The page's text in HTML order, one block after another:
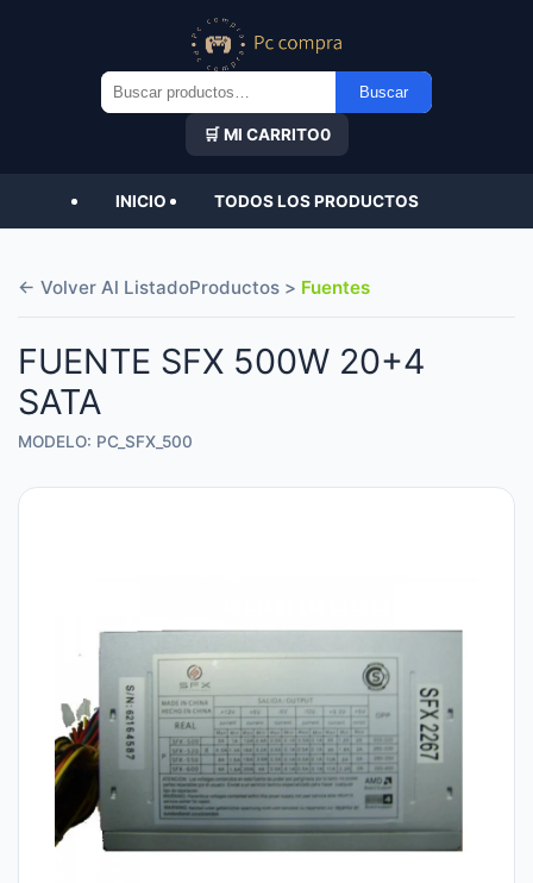
Buscar
por:
Buscar
🛒 MI CARRITO0
INICIO TODOS LOS PRODUCTOS
← Volver Al ListadoProductos > Fuentes
FUENTE SFX 500W 20+4
SATA
MODELO: PC_SFX_500